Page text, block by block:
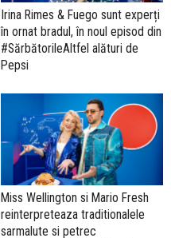
Irina Rimes & Fuego sunt experți
în ornat bradul, în noul episod din
#SărbătorileAltfel alături de
Pepsi
Miss Wellington si Mario Fresh
reinterpreteaza traditionalele
sarmalute si petrec